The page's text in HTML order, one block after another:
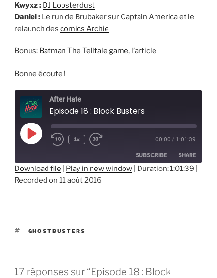
Kwyxz : DJ Lobsterdust
Daniel : Le run de Brubaker sur Captain America et le
relaunch des comics Archie
Bonus: Batman The Telltale game, l’article
Bonne écoute !
After Hate
Episode 18 : Block Busters
Play
Episode
1x 00:00 / 1:01:39
SUBSCRIBE SHARE
SHARE
Download file Play in new window Duration: 1:01:39
Recorded on 11 août 2016
ÉTIQUETTES
GHOSTBUSTERS
17 réponses sur “Episode 18 : Block